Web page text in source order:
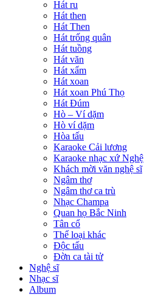
Hát ru
Hát then
Hát Then
Hát trống quân
Hát tuồng
Hát văn
Hát xẩm
Hát xoan
Hát xoan Phú Thọ
Hát Đúm
Hò – Ví dặm
Hò ví dặm
Hòa tấu
Karaoke Cải lương
Karaoke nhạc xứ Nghệ
Khách mời văn nghệ sĩ
Ngâm thơ
Ngâm thơ ca trù
Nhạc Champa
Quan họ Bắc Ninh
Tân cổ
Thể loại khác
Độc tấu
Đờn ca tài tử
Nghệ sĩ
Nhạc sĩ
Album